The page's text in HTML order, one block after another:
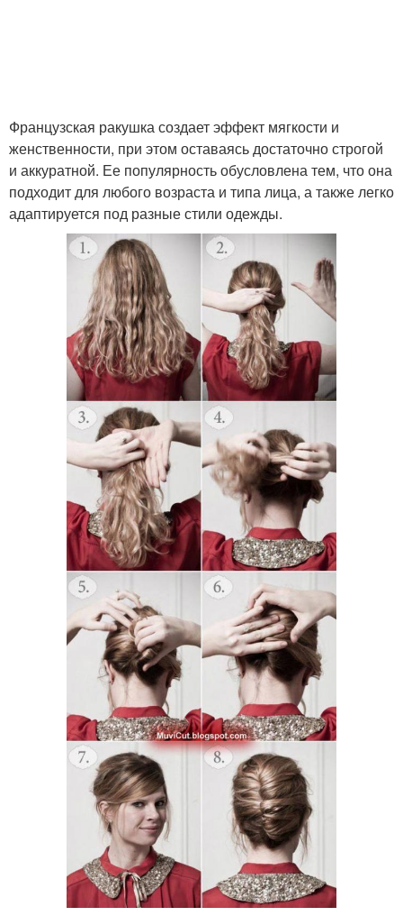
Французская ракушка создает эффект мягкости и
женственности, при этом оставаясь достаточно строгой
и аккуратной. Ее популярность обусловлена тем, что она
подходит для любого возраста и типа лица, а также легко
адаптируется под разные стили одежды.